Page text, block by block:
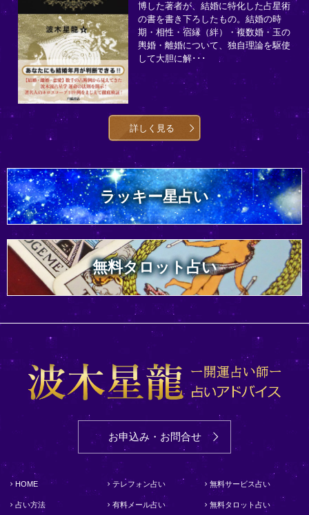
博した著者が、結婚に特化した占星術
の書を書き下ろしたもの。結婚の時
期・相性・宿縁（絆）・複数婚・玉の
輿婚・離婚について、独自理論を駆使
して大胆に解･･･
詳しく見る
ラッキー星占い
無料タロット占い
お申込み・お問合せ
HOME
占い方法
テレフォン占い
有料メール占い
無料サービス占い
無料タロット占い